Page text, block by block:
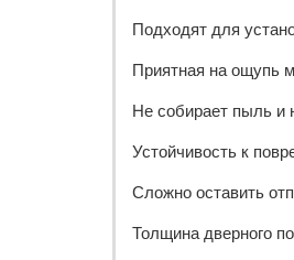
Подходят для
Приятная на ощупь
Не собирает пыль и
Устойчивость к
Сложно оставить
Толщина дверного